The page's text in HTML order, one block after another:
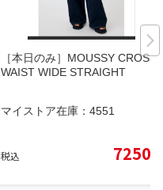
［本日のみ］MOUSSY CROSS
WAIST WIDE STRAIGHT
マイストア在庫： 4551
税込 7250